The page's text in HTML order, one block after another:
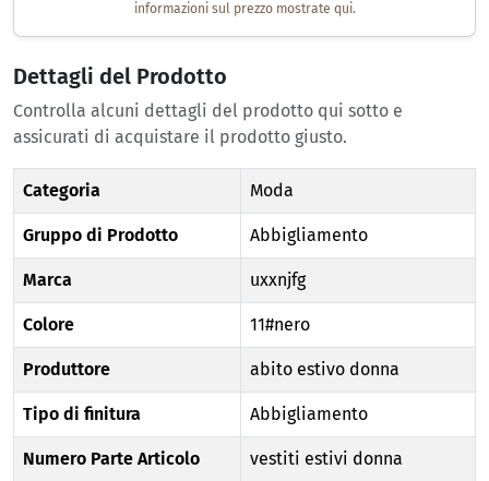
informazioni sul prezzo mostrate qui.
Dettagli del Prodotto
Controlla alcuni dettagli del prodotto qui sotto e
assicurati di acquistare il prodotto giusto.
Categoria Moda
Gruppo di Prodotto Abbigliamento
Marca uxxnjfg
Colore 11#nero
Produttore abito estivo donna
Tipo di finitura Abbigliamento
Numero Parte Articolo vestiti estivi donna